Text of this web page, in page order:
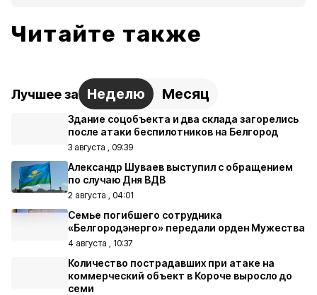
Читайте также
Лучшее за Неделю Месяц
Здание соцобъекта и два склада загорелись
после атаки беспилотников на Белгород
3 августа , 09:39
Александр Шуваев выступил с обращением
по случаю Дня ВДВ
2 августа , 04:01
Семье погибшего сотрудника
«Белгородэнерго» передали орден Мужества
4 августа , 10:37
Количество пострадавших при атаке на
коммерческий объект в Короче выросло до
семи